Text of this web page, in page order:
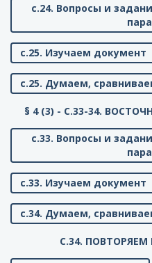
с.24. Вопросы и
с.25. Изучаем документ
с.25. Думаем,
§ 4 (3) - C.33-34.
с.33. Вопросы и
с.33. Изучаем документ
с.34. Думаем,
C.34.